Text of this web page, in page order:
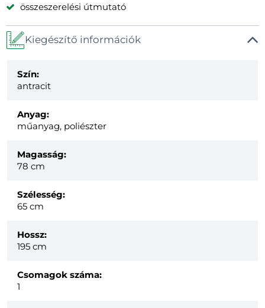
összeszerelési útmutató
Kiegészítő információk
Szín:
antracit
Anyag:
műanyag, poliészter
Magasság:
78 cm
Szélesség:
65 cm
Hossz:
195 cm
Csomagok száma:
1